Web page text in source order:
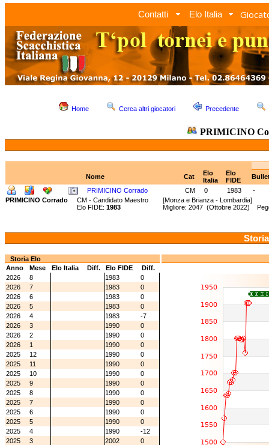
Contatti Elo Italia
Home Cerca altri giocatori Precedente
PRIMICINO
Nome Cat
Elo
Italia
Elo
FIDE
PRIMICINO Corrado
CM 0 1983
-
PRIMICINO Corrado
CM - Candidato Maestro [Monza e Brianza - Lombardia]
Elo FIDE: 1983 Migliore: 2047 (Ottobre 2022)
Storia Elo
Anno
Mese Elo Italia Diff. Elo FIDE
Diff.
2026
8 1983
0
2026
7 1983
0
2026
6 1983
0
2026
5 1983
0
2026
4 1983
-7
2026
3 1990
0
2026
2 1990
0
2026
1 1990
0
2025
12 1990
0
2025
11 1990
0
2025
10 1990
0
2025
9 1990
0
2025
8 1990
0
2025
7 1990
0
2025
6 1990
0
2025
5 1990
0
2025
4 1990
-12
2025
3 2002
0